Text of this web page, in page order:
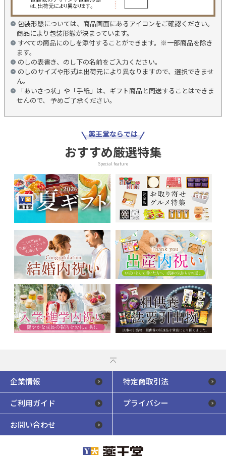
包装形態については、商品画面にあるアイコンをご確認ください。
商品により包装形態が決まっています。
すべての商品にのしを添付することができます。※一部商品を除き
ます。
のしの表書き、のし下の名前をご入力ください。
のしのサイズや形式は出荷元により異なりますので、選択できませ
ん。
「あいさつ状」や「手紙」は、ギフト商品と同送することはできま
せんので、 予めご了承ください。
薬王堂ならでは
おすすめ厳選特集
Special feature
企業情報 特定商取引法
ご利用ガイド プライバシー
お問い合わせ